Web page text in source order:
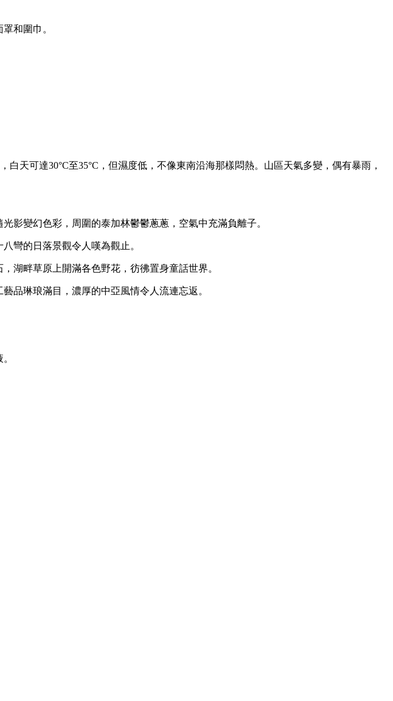
和圍巾。
天可達30°C至35°C，但濕度低，不像東南沿海那樣悶熱。山區天氣多變，偶有暴雨，
影變幻色彩，周圍的泰加林鬱鬱蔥蔥，空氣中充滿負離子。
彎的日落景觀令人嘆為觀止。
湖畔草原上開滿各色野花，彷彿置身童話世界。
品琳琅滿目，濃厚的中亞風情令人流連忘返。